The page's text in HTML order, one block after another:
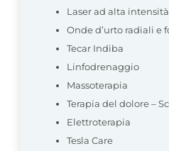
Laser ad alta
Onde d’urto radiali e
Tecar Indiba
Linfodrenaggio
Massoterapia
Terapia del dolore –
Elettroterapia
Tesla Care